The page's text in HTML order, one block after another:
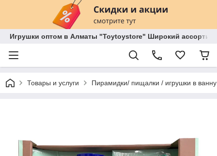
Игрушки оптом в Алматы "Toytoystore" Широкий
Товары и услуги Пирамидки/ пищалки / игрушки в ванну